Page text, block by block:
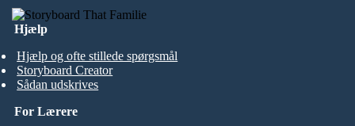
Hjælp
Hjælp og ofte stillede spørgsmål
Storyboard Creator
Sådan udskrives
For Lærere